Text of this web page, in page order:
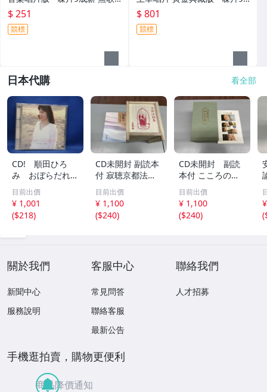
$ 251
競標
成新 附外紙盒+寫真年曆 - 801
元起標 大
$ 801
競標
日本代購 看全部
CD! 順田ひろ
み おぼらだれ
ん 帯付き OM
CD-16 42405
目前出價
¥ 1,001
($218)
CD未開封 副読本
付 寂聴京都法話
集 ユーキャン
目前出價
¥ 1,100
($240)
CD未開封 副読
本付 こころの
扉 河合隼雄講話
集
目前出價
¥ 1,100
($240)
(
關於我們
新聞中心
服務說明
客服中心
常見問答
聯絡客服
最新公告
聯絡我們
人才招募
手機逛拍賣，購物更便利
商品降價通知